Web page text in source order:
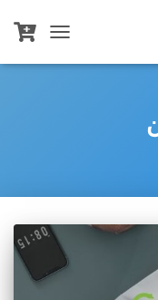
TOGGLE
NAVIGATION